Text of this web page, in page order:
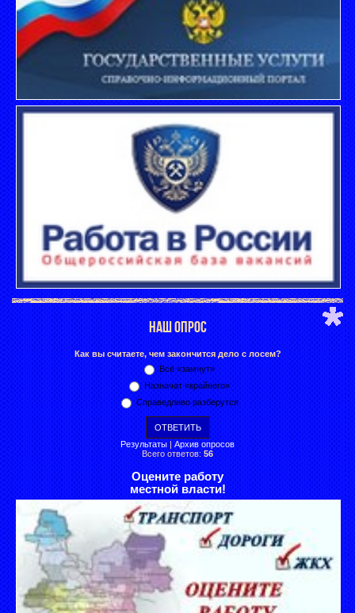
НАШ ОПРОС
Как вы считаете, чем закончится дело с лосем?
Всё «замнут»
Назначат «крайнего»
Справедливо разберутся
Результаты | Архив опросов
Всего ответов: 56
Оцените работу
местной власти!